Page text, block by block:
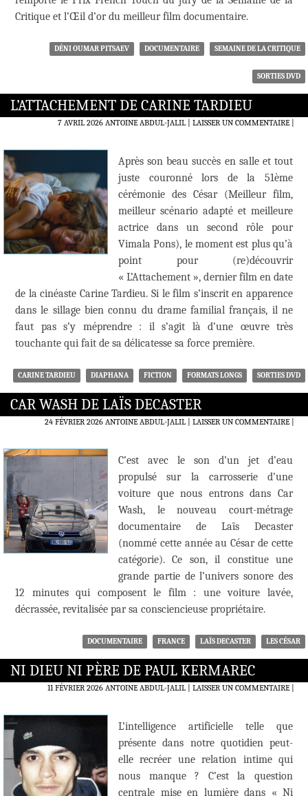
Critique et l’Œil d’or du meilleur film documentaire.
DÉNI OUMAR PITSAEV DOCUMENTAIRE SEMAINE DE LA CRITIQUE
SORTIES DVD
L’ATTACHEMENT DE CARINE TARDIEU
7 AVRIL 2026 ANTOINE ABDUL-JALIL LAISSER UN COMMENTAIRE|
Après son beau succès en salle et tout
juste couronné lors de la 51ème
cérémonie des César (Meilleur film,
meilleur scénario adapté et meilleure
actrice dans un second rôle pour
Vimala Pons), le moment est plus qu’à
point pour (re)découvrir
« L’Attachement », dernier film en date
de la cinéaste Carine Tardieu. Si le film s’inscrit en apparence
dans le sillage bien connu du drame familial français, il ne
faut pas s’y méprendre : il s’agit là d’une œuvre très
touchante qui fait de sa délicatesse sa force première.
CARINE TARDIEU DIAPHANA FICTION FORMATS LONGS SORTIES DVD
CAR WASH DE LAÏS DECASTER
24 FÉVRIER 2026 ANTOINE ABDUL-JALIL LAISSER UN COMMENTAIRE|
C’est avec le son d’un jet d’eau
propulsé sur la carrosserie d’une
voiture que nous entrons dans Car
Wash, le nouveau court-métrage
documentaire de Laïs Decaster
(nommé cette année au César de cette
catégorie). Ce son, il constitue une
grande partie de l’univers sonore des
12 minutes qui composent le film : une voiture lavée,
décrassée, revitalisée par sa consciencieuse propriétaire.
DOCUMENTAIRE FRANCE LAÏS DECASTER LES CÉSAR
NI DIEU NI PÈRE DE PAUL KERMAREC
11 FÉVRIER 2026 ANTOINE ABDUL-JALIL LAISSER UN COMMENTAIRE|
L’intelligence artificielle telle que
présente dans notre quotidien peut-
elle recréer une relation intime qui
nous manque ? C’est la question
centrale mise en lumière dans « Ni